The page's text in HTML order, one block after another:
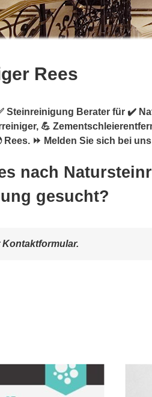
Rees
Steinreinigung Berater für ✔️
💪
Rees. ⏩ Melden Sie sich bei
nach
gesucht?
Kontaktformular.